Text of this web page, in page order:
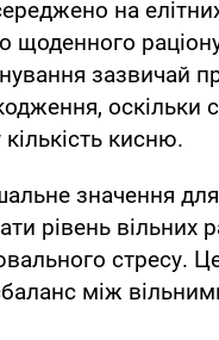
на елітних
щоденного
зазвичай
оскільки
кисню.
значення
рівень вільних
стресу.
між